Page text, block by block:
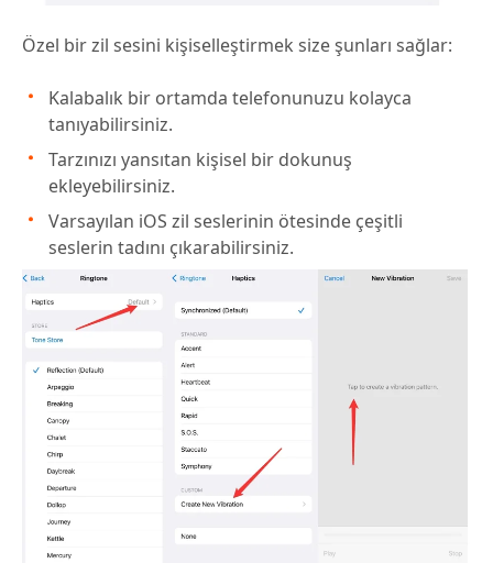
Özel bir zil sesini kişiselleştirmek size şunları sağlar:
Kalabalık bir ortamda telefonunuzu kolayca
tanıyabilirsiniz.
Tarzınızı yansıtan kişisel bir dokunuş
ekleyebilirsiniz.
Varsayılan iOS zil seslerinin ötesinde çeşitli
seslerin tadını çıkarabilirsiniz.